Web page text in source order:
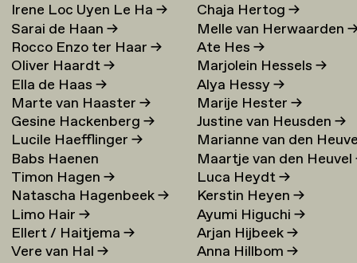
Irene Loc Uyen Le Ha→
Sarai de Haan→
Rocco Enzo ter Haar→
Oliver Haardt→
Ella de Haas→
Marte van Haaster→
Gesine Hackenberg→
Lucile Haefflinger→
Babs Haenen
Timon Hagen→
Natascha Hagenbeek→
Limo Hair→
Ellert / Haitjema→
Vere van Hal→
Chaja Hertog→
Melle van Herwaarden
Ate Hes→
Marjolein Hessels→
Alya Hessy→
Marije Hester→
Justine van Heusden→
Marianne van den
→
Maartje van den Heuvel
Luca Heydt→
Kerstin Heyen→
Ayumi Higuchi→
Arjan Hijbeek→
Anna Hillbom→